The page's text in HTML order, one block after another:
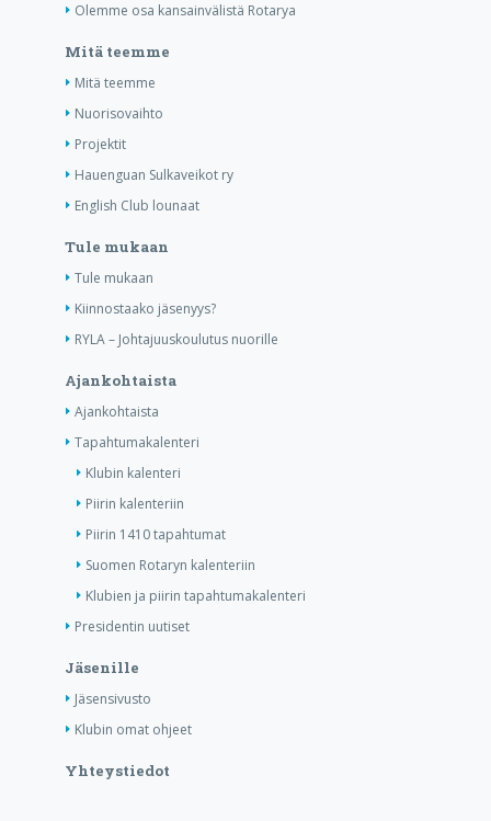
Olemme osa kansainvälistä Rotarya
Mitä teemme
Mitä teemme
Nuorisovaihto
Projektit
Hauenguan Sulkaveikot ry
English Club lounaat
Tule mukaan
Tule mukaan
Kiinnostaako jäsenyys?
RYLA – Johtajuuskoulutus nuorille
Ajankohtaista
Ajankohtaista
Tapahtumakalenteri
Klubin kalenteri
Piirin kalenteriin
Piirin 1410 tapahtumat
Suomen Rotaryn kalenteriin
Klubien ja piirin tapahtumakalenteri
Presidentin uutiset
Jäsenille
Jäsensivusto
Klubin omat ohjeet
Yhteystiedot